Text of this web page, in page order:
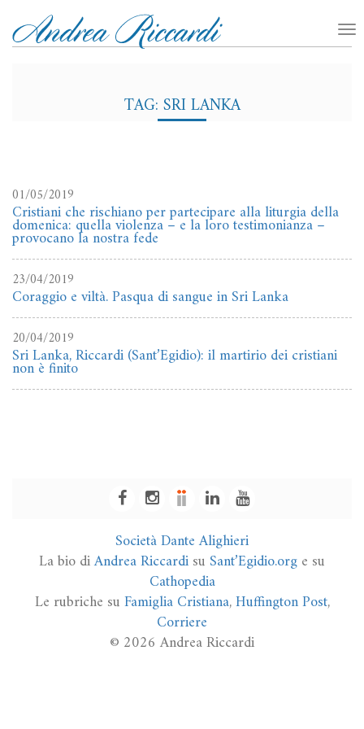
TAG: SRI LANKA
01/05/2019
Cristiani che rischiano per partecipare alla liturgia della
domenica: quella violenza – e la loro testimonianza –
provocano la nostra fede
23/04/2019
Coraggio e viltà. Pasqua di sangue in Sri Lanka
20/04/2019
Sri Lanka, Riccardi (Sant’Egidio): il martirio dei cristiani
non è finito
Società Dante Alighieri
La bio diAndrea RiccardisuSant’Egidio.orge su
Cathopedia
Le rubriche suFamiglia Cristiana,Huffington Post,
Corriere
© 2026 Andrea Riccardi